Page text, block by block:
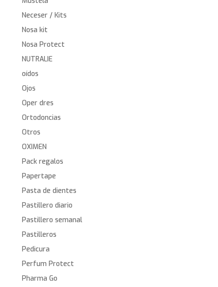
Neceser / Kits
Nosa kit
Nosa Protect
NUTRALIE
oídos
Ojos
Oper dres
Ortodoncias
Otros
OXIMEN
Pack regalos
Papertape
Pasta de dientes
Pastillero diario
Pastillero semanal
Pastilleros
Pedicura
Perfum Protect
Pharma Go